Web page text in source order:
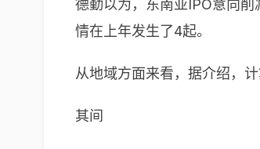
德勤以为，东南亚IPO意向
情在上年发生了4起。
从地域方面来看，据介绍，
其间